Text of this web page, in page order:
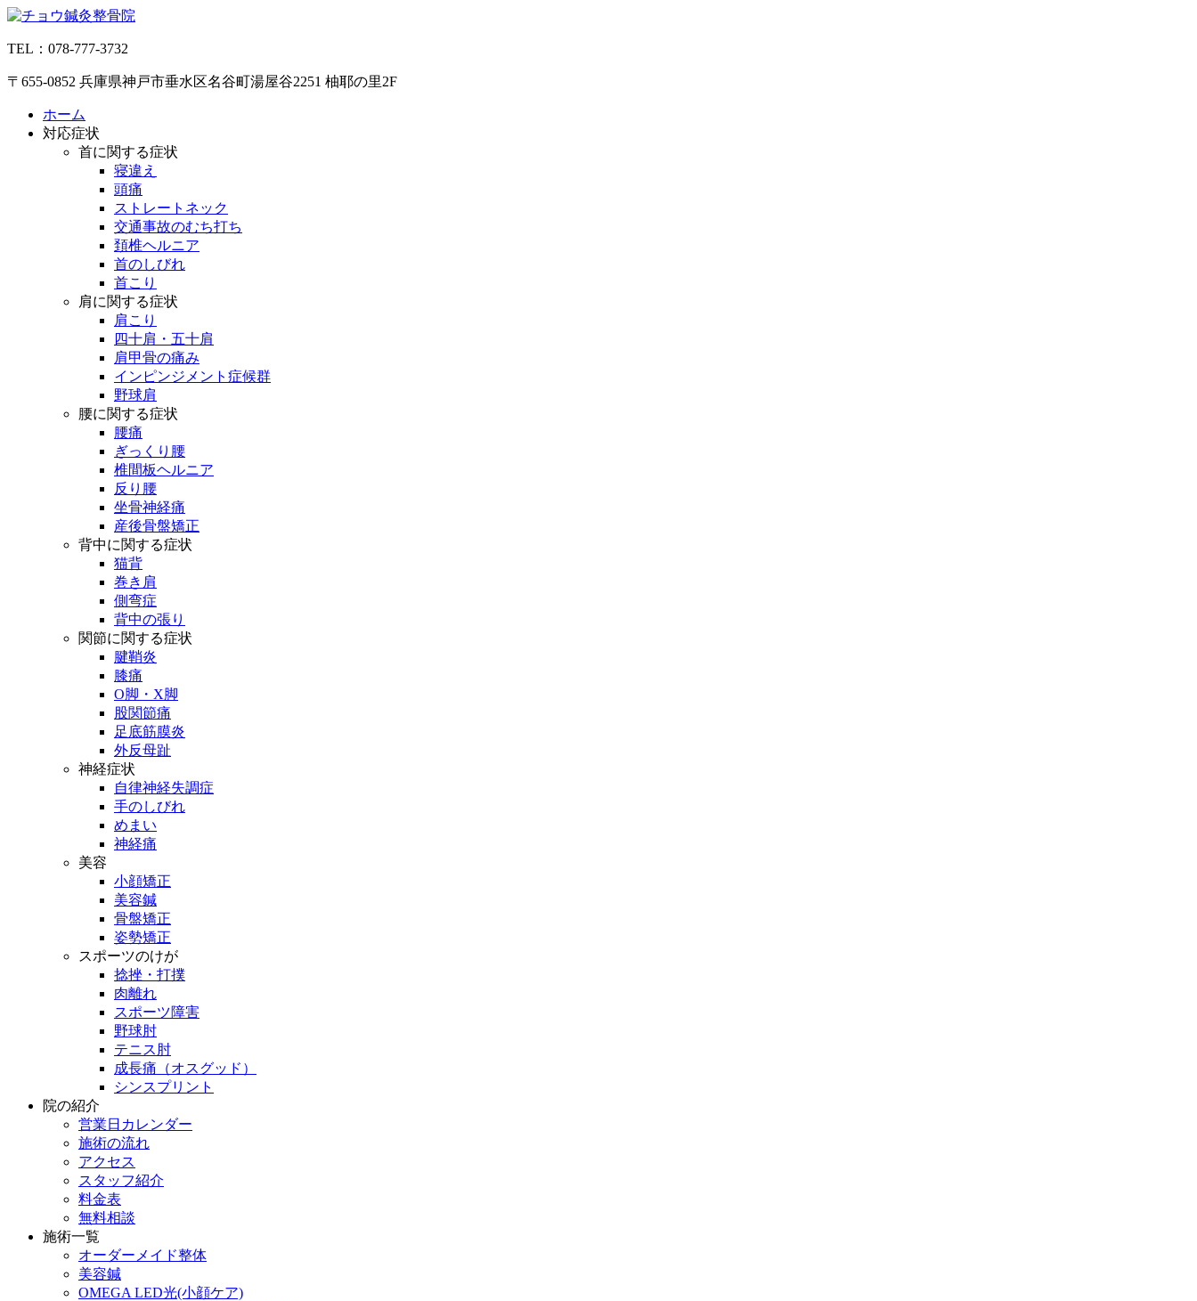
コ
テ
ツ
TEL：078-777-3732
〒655-0852 兵庫県神戸市垂水区名谷町湯屋谷2251 柚耶の里2F
ホーム
対応症状
首に関する症状
寝違え
頭痛
ストレートネック
交通事故のむち打ち
頚椎ヘルニア
首のしびれ
首こり
肩に関する症状
肩こり
四十肩・五十肩
肩甲骨の痛み
インピンジメント症候群
野球肩
腰に関する症状
腰痛
ぎっくり腰
椎間板ヘルニア
反り腰
坐骨神経痛
産後骨盤矯正
背中に関する症状
猫背
巻き肩
側弯症
背中の張り
関節に関する症状
腱鞘炎
膝痛
O脚・X脚
股関節痛
足底筋膜炎
外反母趾
神経症状
自律神経失調症
手のしびれ
めまい
神経痛
美容
小顔矯正
美容鍼
骨盤矯正
姿勢矯正
スポーツのけが
捻挫・打撲
肉離れ
スポーツ障害
野球肘
テニス肘
成長痛（オスグッド）
シンスプリント
院の紹介
営業日カレンダー
施術の流れ
アクセス
スタッフ紹介
料金表
無料相談
施術一覧
オーダーメイド整体
美容鍼
OMEGA LED光(小顔ケア)